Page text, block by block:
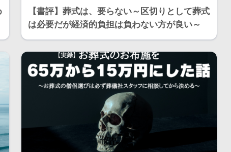
【書評】葬式は、要らない～区切りとして葬式
は必要だが経済的負担は負わない方が良い～